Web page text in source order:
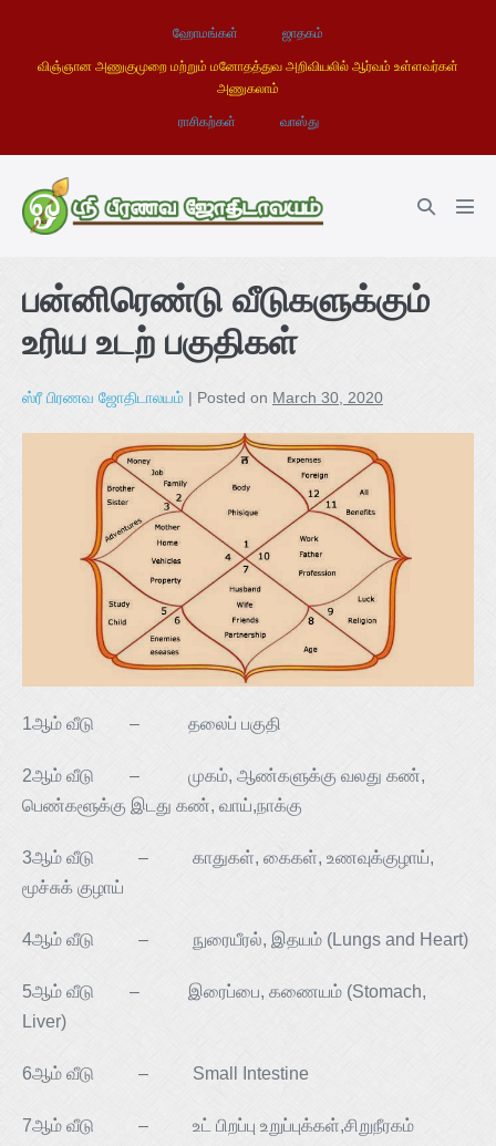
ஹோமங்கள் ஜாதகம்
விஞ்ஞான அணுகுமுறை மற்றும் மனோதத்துவ அறிவியலில் ஆர்வம் உள்ளவர்கள்
அணுகலாம்
ராசிகற்கள் வாஸ்து
பன்னிரெண்டு வீடுகளுக்கும்
உரிய உடற் பகுதிகள்
ஸ்ரீ பிரணவ ஜோதிடாலயம் | Posted on March 30, 2020
1ஆம் வீடு – தலைப் பகுதி
2ஆம் வீடு – முகம், ஆண்களுக்கு வலது கண்,
பெண்களூக்கு இடது கண், வாய்,நாக்கு
3ஆம் வீடு – காதுகள், கைகள், உணவுக்குழாய்,
மூச்சுக் குழாய்
4ஆம் வீடு – நுரையீரல், இதயம் (Lungs and Heart)
5ஆம் வீடு – இரைப்பை, கணையம் (Stomach,
Liver)
6ஆம் வீடு – Small Intestine
7ஆம் வீடு – உட் பிறப்பு உறுப்புக்கள்,சிறுநீரகம்